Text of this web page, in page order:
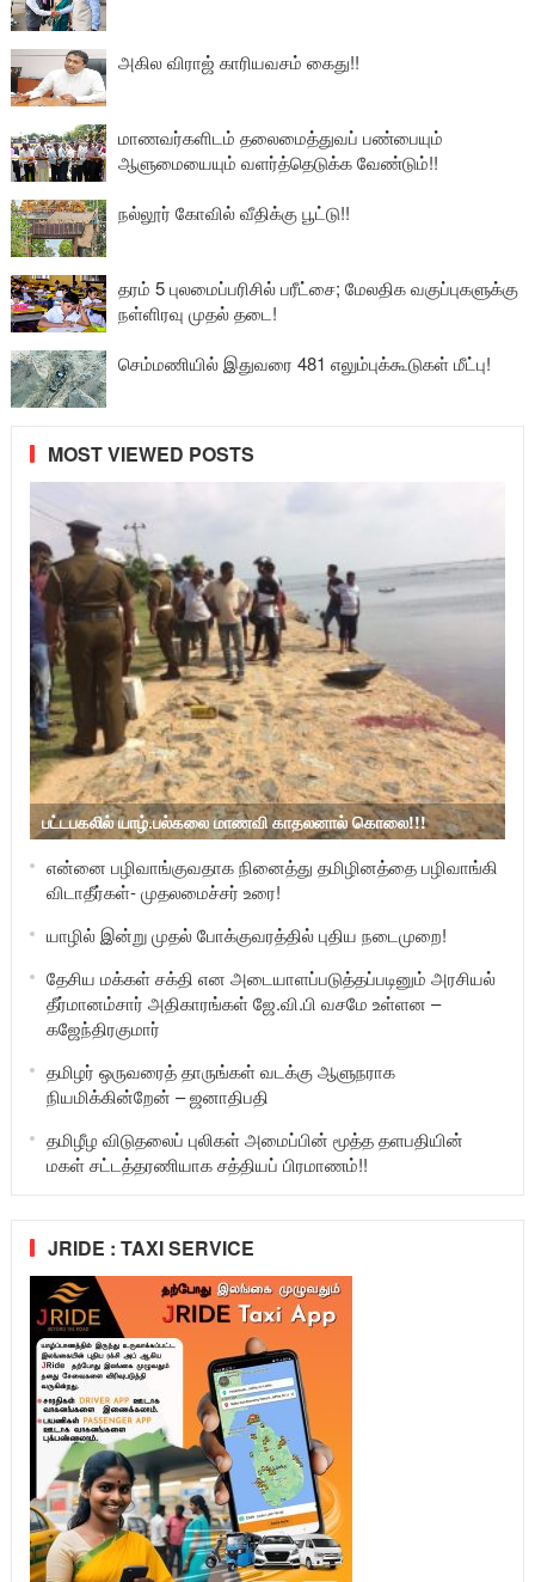
அகில விராஜ் காரியவசம் கைது!!
மாணவர்களிடம் தலைமைத்துவப் பண்பையும்
ஆளுமையையும் வளர்த்தெடுக்க வேண்டும்!!
நல்லூர் கோவில் வீதிக்கு பூட்டு!!
தரம் 5 புலமைப்பரிசில் பரீட்சை; மேலதிக வகுப்புகளுக்கு
நள்ளிரவு முதல் தடை!
செம்மணியில் இதுவரை 481 எலும்புக்கூடுகள் மீட்பு!
MOST VIEWED POSTS
பட்டபகலில் யாழ்.பல்கலை மாணவி காதலனால் கொலை!!!
என்னை பழிவாங்குவதாக நினைத்து தமிழினத்தை பழிவாங்கி
விடாதீர்கள்- முதலமைச்சர் உரை!
யாழில் இன்று முதல் போக்குவரத்தில் புதிய நடைமுறை!
தேசிய மக்கள் சக்தி என அடையாளப்படுத்தப்படினும் அரசியல்
தீர்மானம்சார் அதிகாரங்கள் ஜே.வி.பி வசமே உள்ளன –
கஜேந்திரகுமார்
தமிழர் ஒருவரைத் தாருங்கள் வடக்கு ஆளுநராக
நியமிக்கின்றேன் – ஜனாதிபதி
தமிழீழ விடுதலைப் புலிகள் அமைப்பின் மூத்த தளபதியின்
மகள் சட்டத்தரணியாக சத்தியப் பிரமாணம்!!
JRIDE : TAXI SERVICE